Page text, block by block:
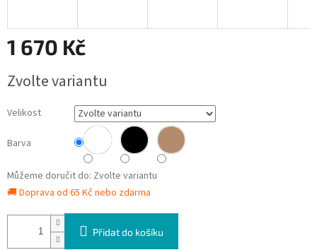
1 670 Kč
cena:
Zvolte variantu
Velikost
Barva
Můžeme doručit do: Zvolte variantu
🚚 Doprava od 65 Kč nebo zdarma
Přidat do košíku